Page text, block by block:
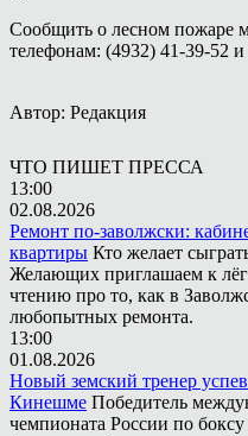
Сообщить о лесном пожаре
телефонам: (4932) 41-39-52
Автор: Редакция
ЧТО ПИШЕТ ПРЕССА
13:00
02.08.2026
Ремонт по-заволжски:
квартиры Кто желает
Желающих приглашаем к
чтению про то, как в
любопытных ремонта.
13:00
01.08.2026
Новый земский тренер
Кинешме Победитель
чемпионата России по